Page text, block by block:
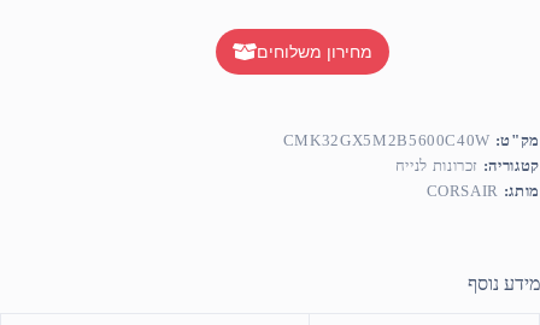
מחירון משלוחים
מק"ט: CMK32GX5M2B5600C40W
קטגוריה: זכרונות לנייח
מותג: CORSAIR
מידע נוסף